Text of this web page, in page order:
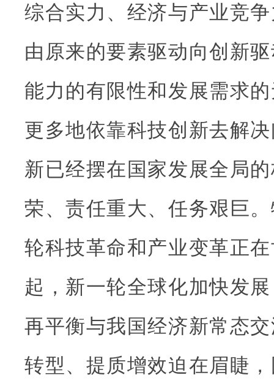
综合实力、经济与产业竞
由原来的要素驱动向创新
能力的有限性和发展需求
更多地依靠科技创新去解
新已经摆在国家发展全局
荣、责任重大、任务艰巨
轮科技革命和产业变革正
起，新一轮全球化加快发
再平衡与我国经济新常态
转型、提质增效迫在眉睫